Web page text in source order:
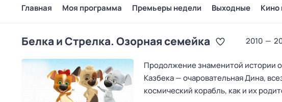
Главная Моя программа Премьеры недели Выходные Кино
Белка и Стрелка. Озорная семейка 2010 —
Продолжение знаменитой истории
Казбека — очаровательная Дина,
космический корабль, как и их